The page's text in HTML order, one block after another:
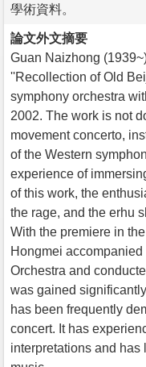
學術資料。
論文外文摘要
Guan Naizhong
''Recollection of Old
symphony orchestra
2002. The work is not
movement concerto,
of the Western
experience of
of this work, the
the rage, and the erhu
With the premiere in
Hongmei
Orchestra and
was gained
has been frequently
concert. It has
interpretations and has